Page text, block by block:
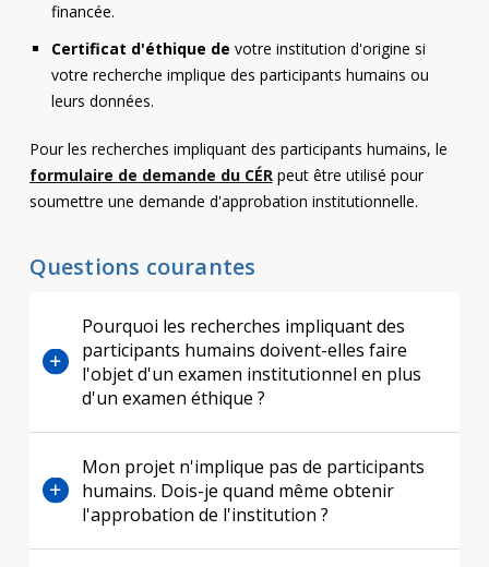
financée.
Certificat d'éthique de votre institution d'origine si
votre recherche implique des participants humains ou
leurs données.
Pour les recherches impliquant des participants humains, le
formulaire de demande du CÉRpeut être utilisé pour
soumettre une demande d'approbation institutionnelle.
Questions courantes
Pourquoi les recherches impliquant des
participants humains doivent-elles faire
l'objet d'un examen institutionnel en plus
d'un examen éthique ?
Mon projet n'implique pas de participants
humains. Dois-je quand même obtenir
l'approbation de l'institution ?